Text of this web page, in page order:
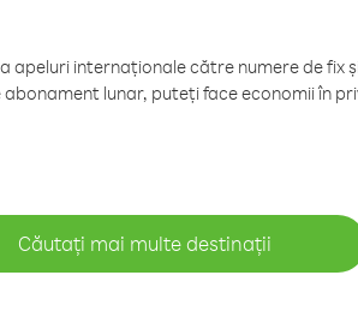
internaționale către numere de fix
lunar, puteți face economii în
Căutați mai multe destinații